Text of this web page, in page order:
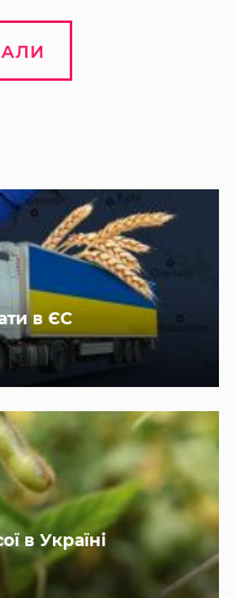
в ЄС
в Україні